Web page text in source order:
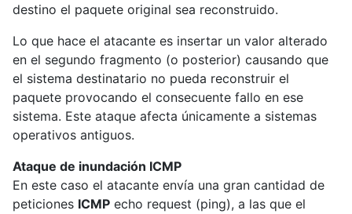
destino el paquete original sea reconstruido.
Lo que hace el atacante es insertar un valor alterado
en el segundo fragmento (o posterior) causando que
el sistema destinatario no pueda reconstruir el
paquete provocando el consecuente fallo en ese
sistema. Este ataque afecta únicamente a sistemas
operativos antiguos.
Ataque de inundación ICMP
En este caso el atacante envía una gran cantidad de
peticiones ICMP echo request (ping), a las que el